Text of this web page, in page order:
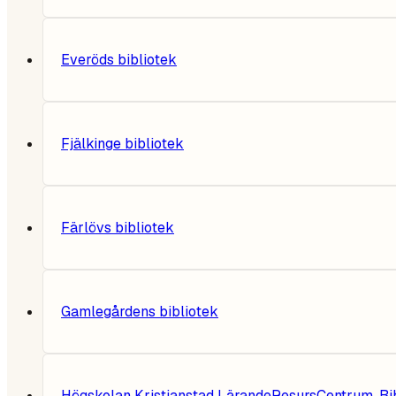
Everöds bibliotek
Fjälkinge bibliotek
Färlövs bibliotek
Gamlegårdens bibliotek